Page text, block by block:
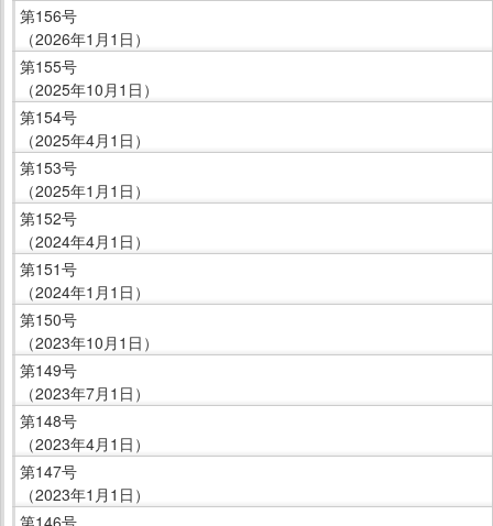
第156号
（2026年1月1日）
第155号
（2025年10月1日）
第154号
（2025年4月1日）
第153号
（2025年1月1日）
第152号
（2024年4月1日）
第151号
（2024年1月1日）
第150号
（2023年10月1日）
第149号
（2023年7月1日）
第148号
（2023年4月1日）
第147号
（2023年1月1日）
第146号